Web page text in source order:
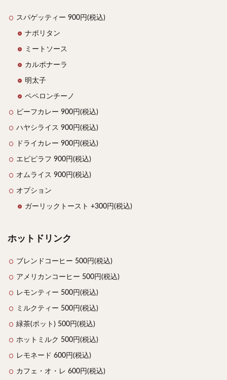
スパゲッティー 900円(税込)
ナポリタン
ミートソース
カルボナーラ
明太子
ペペロンチーノ
ビーフカレー 900円(税込)
ハヤシライス 900円(税込)
ドライカレー 900円(税込)
エビピラフ 900円(税込)
オムライス 900円(税込)
オプション
ガーリックトースト +300円(税込)
ホットドリンク
ブレンドコーヒー 500円(税込)
アメリカンコーヒー 500円(税込)
レモンティー 500円(税込)
ミルクティー 500円(税込)
緑茶(ポット) 500円(税込)
ホットミルク 500円(税込)
レモネード 600円(税込)
カフェ・オ・レ 600円(税込)